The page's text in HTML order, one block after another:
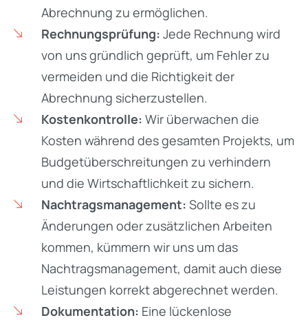
Abrechnung zu ermöglichen.
Rechnungsprüfung: Jede Rechnung wird
von uns gründlich geprüft, um Fehler zu
vermeiden und die Richtigkeit der
Abrechnung sicherzustellen.
Kostenkontrolle: Wir überwachen die
Kosten während des gesamten Projekts, um
Budgetüberschreitungen zu verhindern
und die Wirtschaftlichkeit zu sichern.
Nachtragsmanagement: Sollte es zu
Änderungen oder zusätzlichen Arbeiten
kommen, kümmern wir uns um das
Nachtragsmanagement, damit auch diese
Leistungen korrekt abgerechnet werden.
Dokumentation: Eine lückenlose